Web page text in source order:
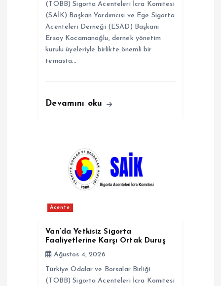
(TOBB) Sigorta Acenteleri İcra Komitesi
(SAİK) Başkan Yardımcısı ve Ege Sigorta
Acenteleri Derneği (ESAD) Başkanı
Ersoy Kocamanoğlu, dernek yönetim
kurulu üyeleriyle birlikte önemli bir
temasta…
Devamını oku
Acente
Van’da Yetkisiz Sigorta
Faaliyetlerine Karşı Ortak Duruş
Ağustos 4, 2026
Türkiye Odalar ve Borsalar Birliği
(TOBB) Sigorta Acenteleri İcra Komitesi